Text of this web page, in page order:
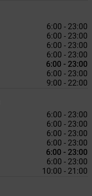
6:00 - 23:00
6:00 - 23:00
6:00 - 23:00
6:00 - 23:00
6:00 - 23:00
6:00 - 23:00
9:00 - 22:00
6:00 - 23:00
6:00 - 23:00
6:00 - 23:00
6:00 - 23:00
6:00 - 23:00
6:00 - 23:00
10:00 - 21:00